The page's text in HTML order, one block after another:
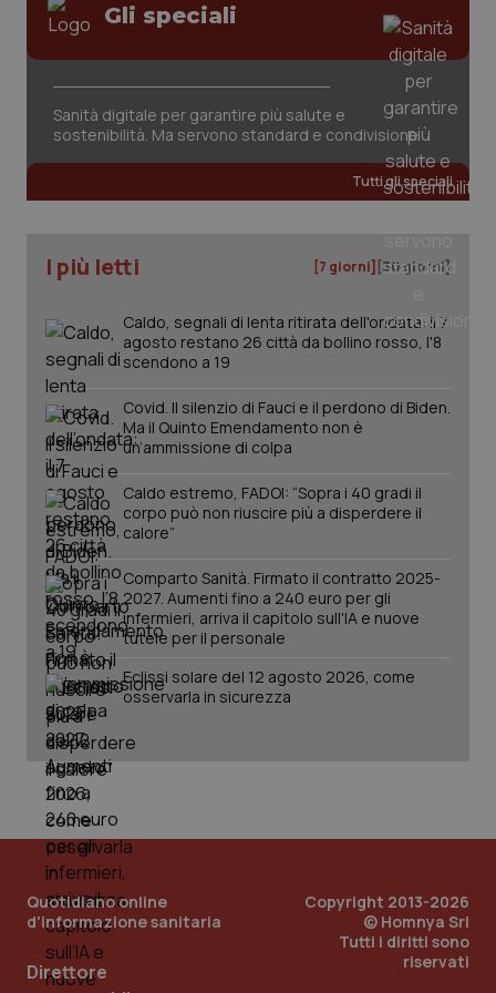
Gli speciali
Sanità digitale per garantire più salute e
sostenibilità. Ma servono standard e condivisione
Tutti gli speciali
I più letti [7 giorni] [30 giorni]
Caldo, segnali di lenta ritirata dell'ondata: il 7
agosto restano 26 città da bollino rosso, l'8
scendono a 19
Covid. Il silenzio di Fauci e il perdono di Biden.
Ma il Quinto Emendamento non è
un’ammissione di colpa
Caldo estremo, FADOI: “Sopra i 40 gradi il
corpo può non riuscire più a disperdere il
calore”
Comparto Sanità. Firmato il contratto 2025-
2027. Aumenti fino a 240 euro per gli
infermieri, arriva il capitolo sull'IA e nuove
tutele per il personale
Eclissi solare del 12 agosto 2026, come
osservarla in sicurezza
Quotidiano online
d'informazione sanitaria
Direttore
Copyright 2013-2026
© Homnya Srl
Tutti i diritti sono
riservati
CookieScriptConsent
CookieScript
www.quotidianosanita.it
tracking-sites-ironfish-
tracking-enable
www.quotidianosanita.it
tracking-sites-ironfish-
session-id
_ga
.quotidianosanita.it